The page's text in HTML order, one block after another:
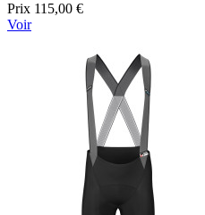
Prix 115,00 €
Voir